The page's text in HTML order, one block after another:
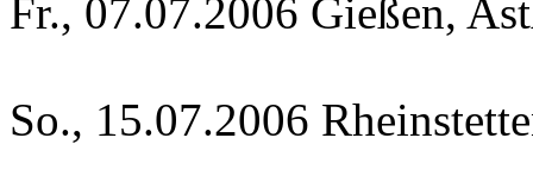
Fr., 07.07.2006 Gießen,
So., 15.07.2006